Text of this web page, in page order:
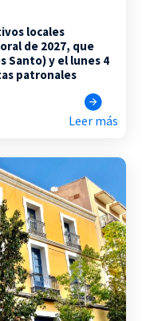
locales
de 2027, que
Santo) y el lunes 4
patronales
Leer más